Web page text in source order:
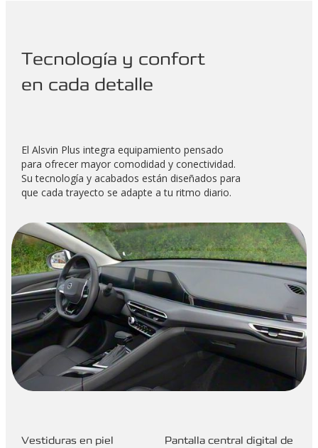
Tecnología y confort
en cada detalle
El Alsvin Plus integra equipamiento pensado
para ofrecer mayor comodidad y conectividad.
Su tecnología y acabados están diseñados para
que cada trayecto se adapte a tu ritmo diario.
Vestiduras en piel
Pantalla central digital de